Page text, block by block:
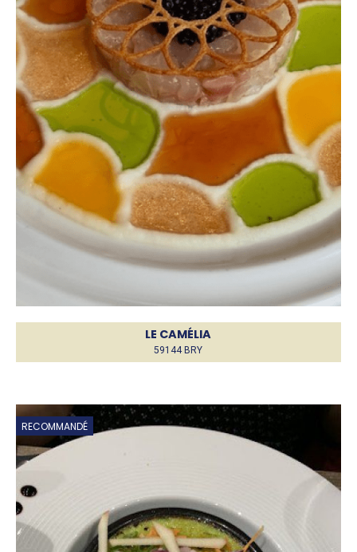
LE CAMÉLIA
59144 BRY
RECOMMANDÉ